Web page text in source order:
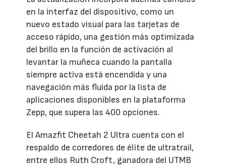
en la interfaz del dispositivo, como un
nuevo estado visual para las tarjetas de
acceso rápido, una gestión más optimizada
del brillo en la función de activación al
levantar la muñeca cuando la pantalla
siempre activa está encendida y una
navegación más fluida por la lista de
aplicaciones disponibles en la plataforma
Zepp, que supera las 400 opciones.
El Amazfit Cheetah 2 Ultra cuenta con el
respaldo de corredores de élite de ultratrail,
entre ellos Ruth Croft, ganadora del UTMB